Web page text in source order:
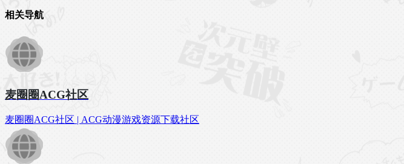
相关导航
麦圈圈ACG社区
麦圈圈ACG社区 | ACG动漫游戏资源下载社区